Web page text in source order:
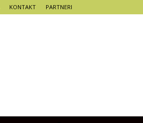
KONTAKT PARTNERI